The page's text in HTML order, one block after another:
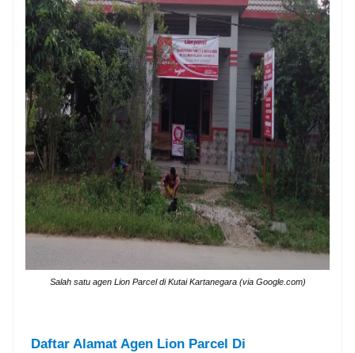
Salah satu agen Lion Parcel di Kutai Kartanegara (via Google.com)
Daftar Alamat Agen Lion Parcel Di